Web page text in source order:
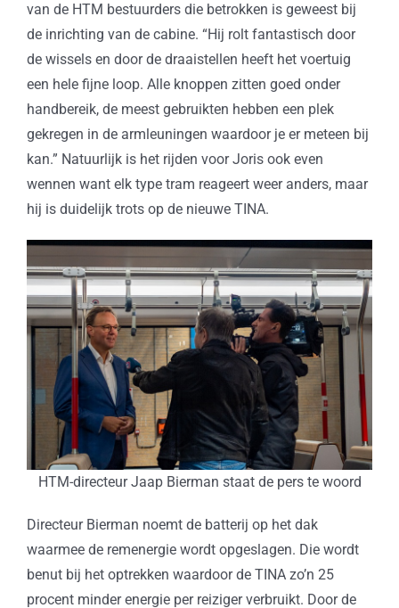
van de HTM bestuurders die betrokken is geweest bij
de inrichting van de cabine. “Hij rolt fantastisch door
de wissels en door de draaistellen heeft het voertuig
een hele fijne loop. Alle knoppen zitten goed onder
handbereik, de meest gebruikten hebben een plek
gekregen in de armleuningen waardoor je er meteen bij
kan.” Natuurlijk is het rijden voor Joris ook even
wennen want elk type tram reageert weer anders, maar
hij is duidelijk trots op de nieuwe TINA.
HTM-directeur Jaap Bierman staat de pers te woord
Directeur Bierman noemt de batterij op het dak
waarmee de remenergie wordt opgeslagen. Die wordt
benut bij het optrekken waardoor de TINA zo’n 25
procent minder energie per reiziger verbruikt. Door de